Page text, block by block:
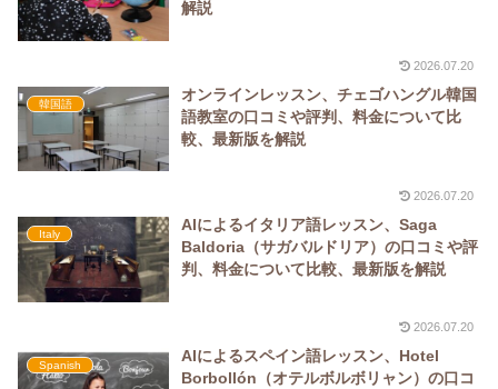
解説
2026.07.20
韓国語
オンラインレッスン、チェゴハングル韓国
語教室の口コミや評判、料金について比
較、最新版を解説
2026.07.20
Italy
AIによるイタリア語レッスン、Saga
Baldoria（サガバルドリア）の口コミや評
判、料金について比較、最新版を解説
2026.07.20
Spanish
AIによるスペイン語レッスン、Hotel
Borbollón（オテルボルボリャン）の口コ